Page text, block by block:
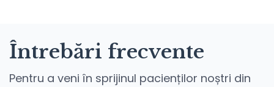
Întrebări frecvente
Pentru a veni în sprijinul pacienților noștri din